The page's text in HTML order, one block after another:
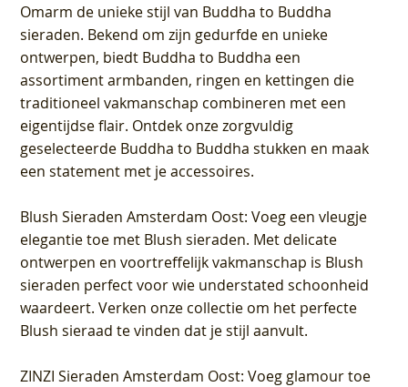
Omarm de unieke stijl van Buddha to Buddha
sieraden. Bekend om zijn gedurfde en unieke
ontwerpen, biedt Buddha to Buddha een
assortiment armbanden, ringen en kettingen die
traditioneel vakmanschap combineren met een
eigentijdse flair. Ontdek onze zorgvuldig
geselecteerde Buddha to Buddha stukken en maak
een statement met je accessoires.
Blush Sieraden Amsterdam Oost: Voeg een vleugje
elegantie toe met Blush sieraden. Met delicate
ontwerpen en voortreffelijk vakmanschap is Blush
sieraden perfect voor wie understated schoonheid
waardeert. Verken onze collectie om het perfecte
Blush sieraad te vinden dat je stijl aanvult.
ZINZI Sieraden Amsterdam Oost: Voeg glamour toe